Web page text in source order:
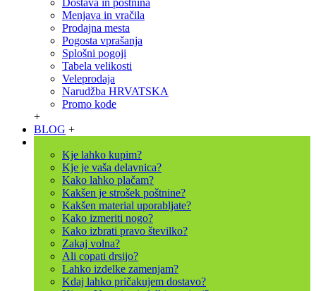
Dostava in poštnina
Menjava in vračila
Prodajna mesta
Pogosta vprašanja
Splošni pogoji
Tabela velikosti
Veleprodaja
Narudžba HRVATSKA
Promo kode
+
BLOG +
Kje lahko kupim?
Kje je vaša delavnica?
Kako lahko plačam?
Kakšen je strošek poštnine?
Kakšen material uporabljate?
Kako izmeriti nogo?
Kako izbrati pravo številko?
Zakaj volna?
Ali copati drsijo?
Lahko izdelke zamenjam?
Kdaj lahko pričakujem dostavo?